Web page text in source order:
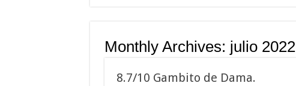
Monthly Archives: julio 2022
8.7/10 Gambito de Dama.